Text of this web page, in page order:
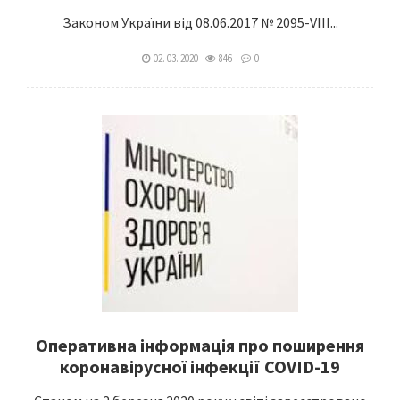
Законом України від 08.06.2017 № 2095-VIII...
02. 03. 2020 846 0
Оперативна інформація про поширення
коронавірусної інфекції COVID-19